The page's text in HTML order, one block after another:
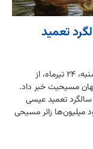
تعمید
«محبت نیوز»- وزارت امور خارجه اسرائیل روز چهارشنبه، ۲۴ تیرماه، از
مسیحیت خبر داد.
تعمید عیسی
می‌رود میلیون‌ها زائر مسیحی